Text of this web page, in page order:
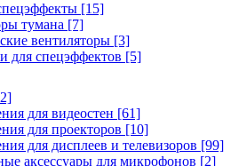
[15]
тумана [7]
вентиляторы [3]
для спецэффектов [5]
для видеостен [61]
для проекторов [10]
для дисплеев и телевизоров [99]
аксессуары для микрофонов [2]